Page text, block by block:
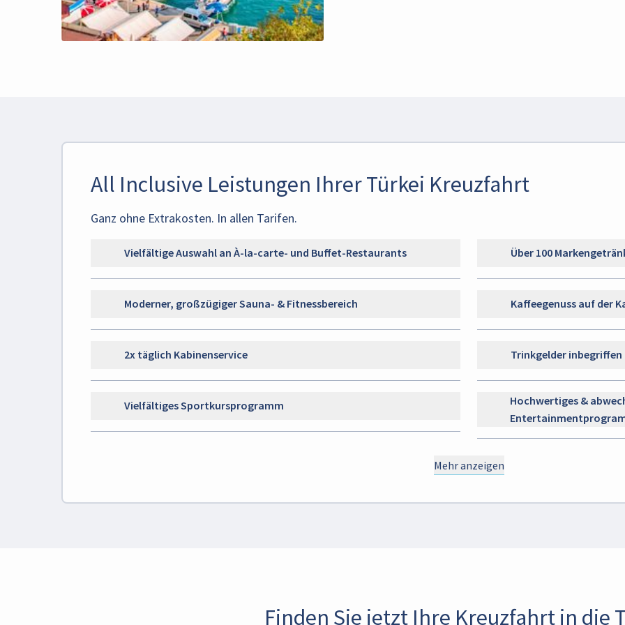
All Inclusive Leistungen Ihrer Türkei Kreuzfahrt
Ganz ohne Extrakosten. In allen Tarifen.
Vielfältige Auswahl an À-la-carte- und Buffet-Restaurants Über 100
Moderner, großzügiger Sauna- & Fitnessbereich Kaffeegenuss auf der
2x täglich Kabinenservice Trinkgelder inbegriffen
Vielfältiges Sportkursprogramm
Hochwertiges &
Mehr anzeigen
Finden Sie jetzt Ihre Kreuzfahrt in die